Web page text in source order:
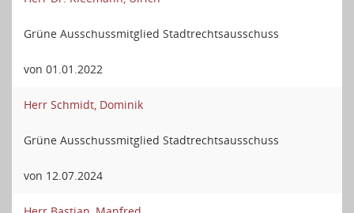
Grüne Ausschussmitglied Stadtrechtsausschuss
von 01.01.2022
Herr Schmidt, Dominik
Grüne Ausschussmitglied Stadtrechtsausschuss
von 12.07.2024